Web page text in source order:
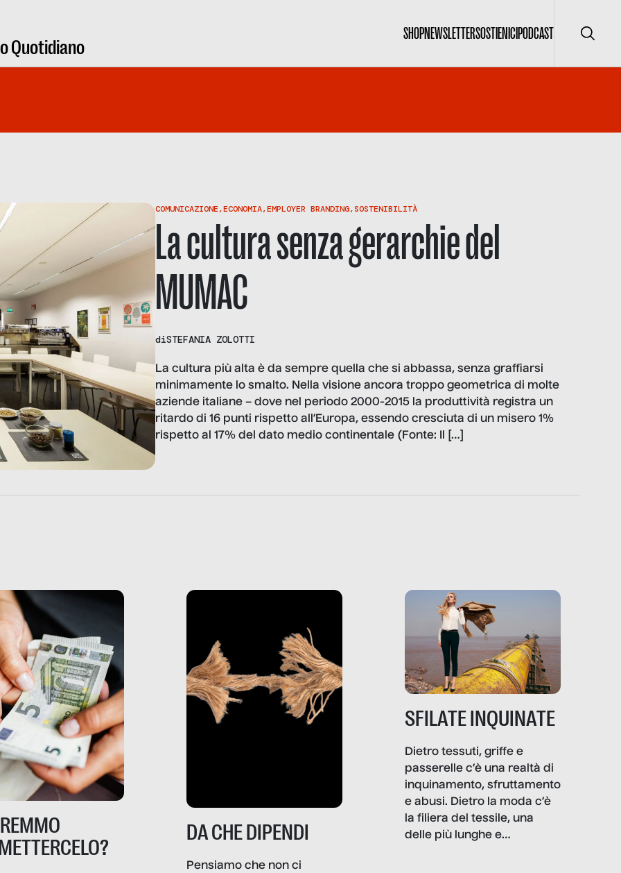
Quotidiano
SHOPNEWSLETTERSOSTIENICIPODCAST Cerca
COMUNICAZIONE,ECONOMIA,EMPLOYER BRANDING,SOSTENIBILITÀ
La cultura senza gerarchie del
MUMAC
diSTEFANIA ZOLOTTI
La cultura più alta è da sempre quella che si abbassa, senza graffiarsi
minimamente lo smalto. Nella visione ancora troppo geometrica di molte
aziende italiane – dove nel periodo 2000-2015 la produttività registra un
ritardo di 16 punti rispetto all’Europa, essendo cresciuta di un misero 1%
rispetto al 17% del dato medio continentale (Fonte: Il […]
DA CHE DIPENDI
Pensiamo che non ci
SFILATE INQUINATE
Dietro tessuti, griffe e
passerelle c’è una realtà di
inquinamento, sfruttamento
e abusi. Dietro la moda c’è
la filiera del tessile, una
delle più lunghe e